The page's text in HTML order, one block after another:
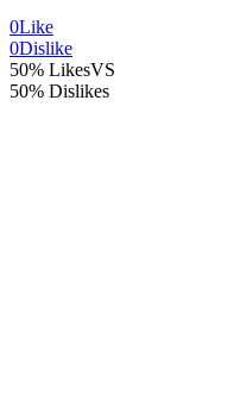
0Like
0Dislike
50% LikesVS
50% Dislikes